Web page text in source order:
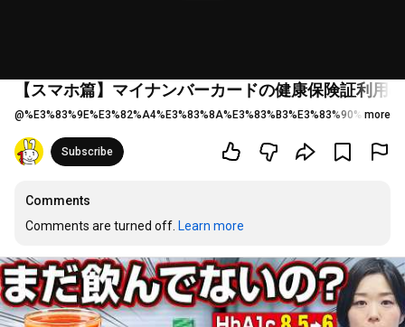
【スマホ篇】マイナンバーカードの健康保険証利用
@ more
Subscribe
Comments
Comments are turned off. Learn more